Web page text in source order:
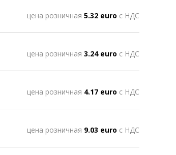
цена розничная 5.32 euro с НДС
цена розничная 3.24 euro с НДС
цена розничная 4.17 euro с НДС
цена розничная 9.03 euro с НДС